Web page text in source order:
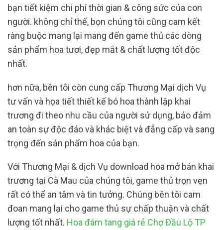
bạn tiết kiệm chi phí thời gian & công sức của con
người. không chỉ thế, bọn chúng tôi cũng cam kết
ràng buộc mang lại mang đến game thủ các dòng
sản phẩm hoa tươi, đẹp mắt & chất lượng tốt độc
nhất.
hơn nữa, bên tôi còn cung cấp Thương Mại dịch Vụ
tư vấn và họa tiết thiết kế bó hoa thành lập khai
trương đi theo nhu cầu của người sử dụng, bảo đảm
an toàn sự độc đáo và khác biệt và đẳng cấp và sang
trọng đến sản phẩm hoa của bạn.
Với Thương Mại & dịch Vụ download hoa mở bán khai
trương tại Cà Mau của chúng tôi, game thủ trọn vẹn
rất có thể an tâm và tin tưởng. Chúng bên tôi cam
đoan mang lại cho game thủ sự chấp thuận và chất
lượng tốt nhất. Hoa đám tang giá rẻ Chợ Đầu Lộ TP